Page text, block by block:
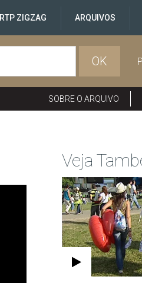
RTP ZIGZAG ARQUIVOS
OK
SOBRE O ARQUIVO
Veja